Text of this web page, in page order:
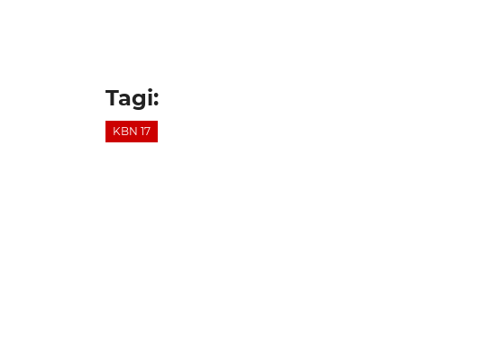
Tagi:
KBN 17